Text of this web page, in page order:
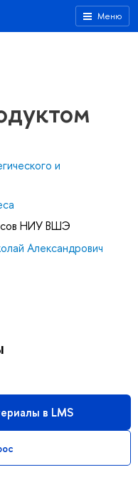
Меню
и
НИУ ВШЭ
Александрович
в LMS